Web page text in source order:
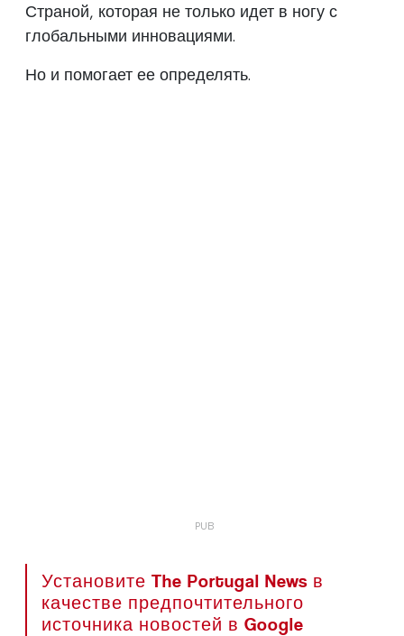
Страной, которая не только идет в ногу с
глобальными инновациями.
Но и помогает ее определять.
Установите The Portugal News в
качестве предпочтительного
источника новостей в Google